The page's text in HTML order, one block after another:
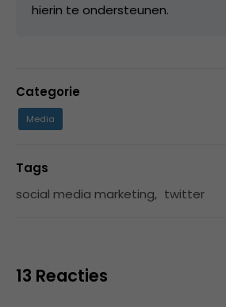
hierin te ondersteunen.
Categorie
Media
Tags
social media marketing, twitter
13 Reacties